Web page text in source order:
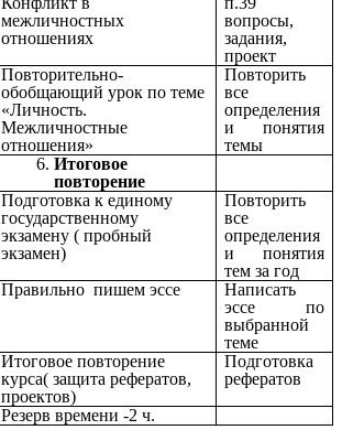
межличностных
отношениях
вопросы,
задания,
проект
Повторительно-
обобщающий урок по теме
«Личность.
Межличностные
отношения»
Повторить
все
определения
и понятия
темы
Итоговое
повторение
Подготовка к единому
государственному
экзамену ( пробный
экзамен)
Повторить
все
определения
и понятия
тем за год
Правильно пишем эссе
Написать
эссе по
выбранной
теме
Итоговое повторение
курса( защита рефератов,
проектов)
Подготовка
рефератов
Резерв времени -2 ч.